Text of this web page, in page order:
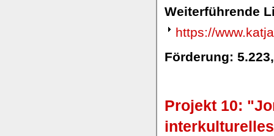
Weiterführende
https://
Förderung:
Projekt 10: